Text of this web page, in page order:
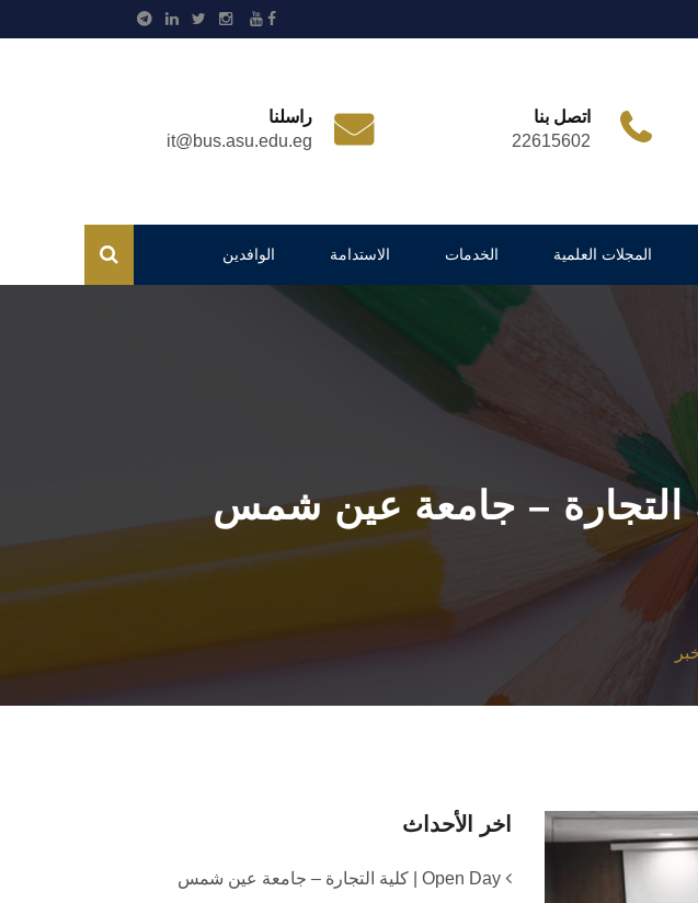
اتصل بنا
22615602
راسلنا
it@bus.asu.edu.eg
المجلات العلمية الخدمات الاستدامة الوافدين
التجارة – جامعة عين شمس
اخر الأحداث
Open Day | كلية التجارة – جامعة عين شمس